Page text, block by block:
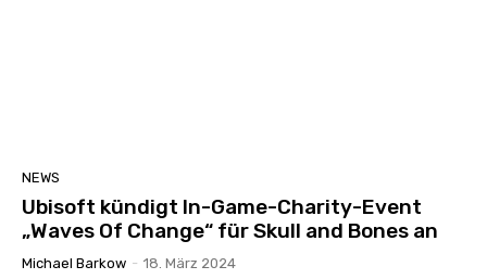
NEWS
Ubisoft kündigt In-Game-Charity-Event
„Waves Of Change“ für Skull and Bones an
Michael Barkow - 18. März 2024